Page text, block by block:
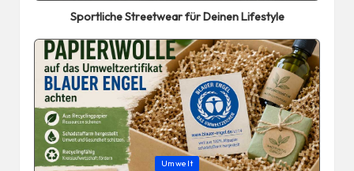
Sportliche Streetwear für Deinen Lifestyle
Posted
Umwelt